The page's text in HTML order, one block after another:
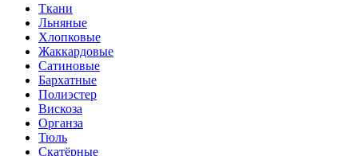
Ткани
Льняные
Хлопковые
Жаккардовые
Сатиновые
Бархатные
Полиэстер
Вискоза
Органза
Тюль
Скатёрные